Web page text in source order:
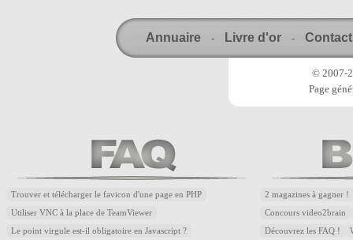
Annuaire - Livre d'or - Contact
© 2007-
Page
Trouver et télécharger le favicon d'une page en PHP
Utiliser VNC à la place de TeamViewer
Le point virgule est-il obligatoire en Javascript ?
2 magazines à gagner !
Concours video2brain
Découvrez les FAQ !